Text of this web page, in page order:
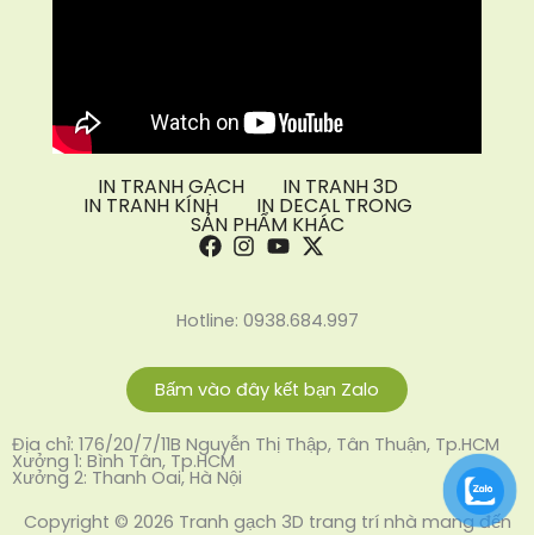
IN TRANH GẠCH IN TRANH 3D
IN TRANH KÍNH IN DECAL TRONG
SẢN PHẨM KHÁC
Hotline: 0938.684.997
Bấm vào đây kết bạn Zalo
Địa chỉ: 176/20/7/11B Nguyễn Thị Thập, Tân Thuận, Tp.HCM
Xưởng 1: Bình Tân, Tp.HCM
Xưởng 2: Thanh Oai, Hà Nội
Copyright © 2026 Tranh gạch 3D trang trí nhà mang đến